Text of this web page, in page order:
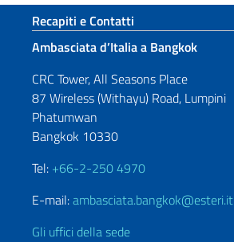
Sezione footer
Recapiti e Contatti
Ambasciata d’Italia a Bangkok
CRC Tower, All Seasons Place
87 Wireless (Withayu) Road, Lumpini
Phatumwan
Bangkok 10330
Tel: +66-2-250 4970
E-mail:ambasciata.bangkok@esteri.it
Gli uffici della sede